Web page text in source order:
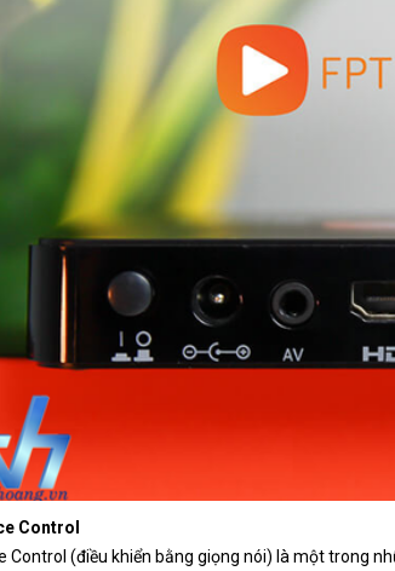
Control
Control (điều khiển bằng giọng nói) là một trong